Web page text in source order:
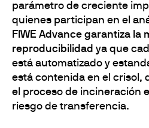
parámetro de creciente
quienes participan en el
FIWE Advance garantiza la
reproducibilidad ya que
está automatizado y
está contenida en el crisol,
el proceso de incineración
riesgo de transferencia.